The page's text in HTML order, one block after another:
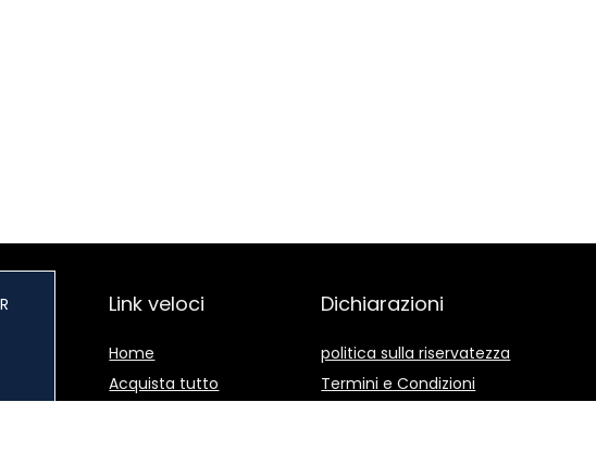
Link veloci
Home
Acquista tutto
Dichiarazioni
politica sulla riservatezza
Termini e Condizioni